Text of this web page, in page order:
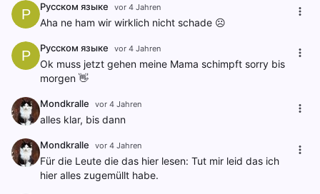
Р Русском языке vor 4 Jahren
Aha ne ham wir wirklich nicht schade ☹️
Р Русском языке vor 4 Jahren
Ok muss jetzt gehen meine Mama schimpft sorry bis
morgen 👋
Mondkralle vor 4 Jahren
alles klar, bis dann
Mondkralle vor 4 Jahren
Für die Leute die das hier lesen: Tut mir leid das ich
hier alles zugemüllt habe.